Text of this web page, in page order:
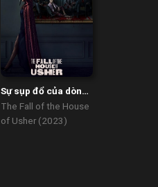
Sự sụp đổ của dòng
họ Usher
The Fall of the House
of Usher (2023)